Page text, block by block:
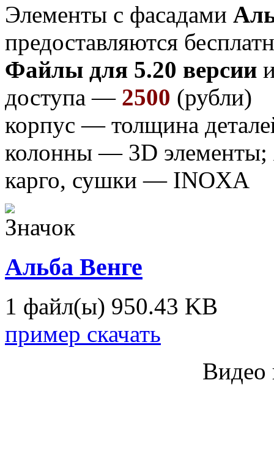
Элементы с фасадами
предоставляются
Файлы для 5.20 версии
доступа — 2500 (рубли)
корпус — толщина
колонны — 3D
карго, сушки — INOXA
Альба Венге
1 файл(ы) 950.43 KB
пример скачать
Видео